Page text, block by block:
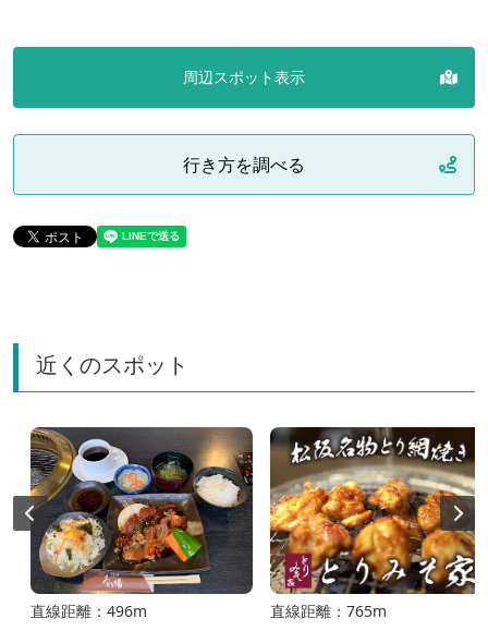
周辺スポット表示
行き方を調べる
近くのスポット
直線距離：496m 直線距離：765m